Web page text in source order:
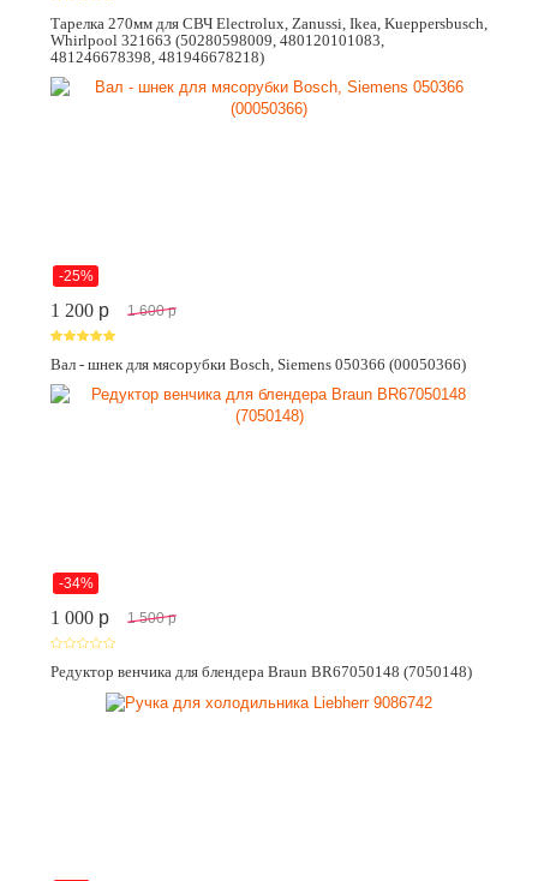
Тарелка 270мм для СВЧ Electrolux, Zanussi, Ikea, Kueppersbusch,
Whirlpool 321663 (50280598009, 480120101083,
481246678398, 481946678218)
-25%
1 200 p 1 600 p
Вал - шнек для мясорубки Bosch, Siemens 050366 (00050366)
-34%
1 000 p 1 500 p
Редуктор венчика для блендера Braun BR67050148 (7050148)